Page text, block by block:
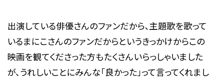
出演している俳優さんのファンだから、主題歌を歌って
いるまにこさんのファンだからというきっかけからこの
映画を観てくださった方もたくさんいらっしゃいました
が、うれしいことにみんな「良かった」って言ってくれまし